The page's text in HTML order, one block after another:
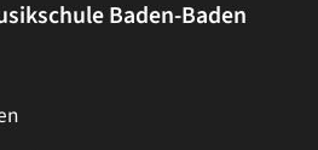
Baden-Baden